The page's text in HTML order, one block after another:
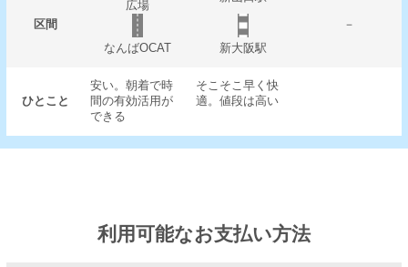
区間
広場
－
なんばOCAT
新大阪駅
ひとこと
安い。朝着で時
間の有効活用が
できる
そこそこ早く快
適。値段は高い
利用可能なお支払い方法